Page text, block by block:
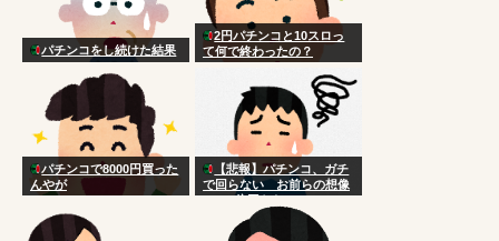
パチンコをし続けた結果
2円パチンコと10スロっ
て何で終わったの？
パチンコで8000円買った
んやが
【悲報】パチンコ、ガチ
で回らない お前らの想像
の100倍回らない